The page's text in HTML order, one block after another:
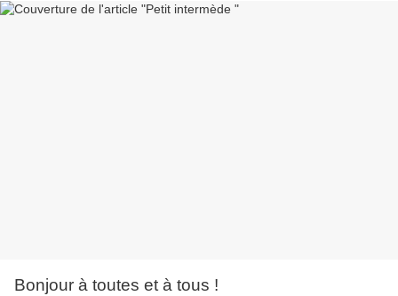
Bonjour à toutes et à tous !